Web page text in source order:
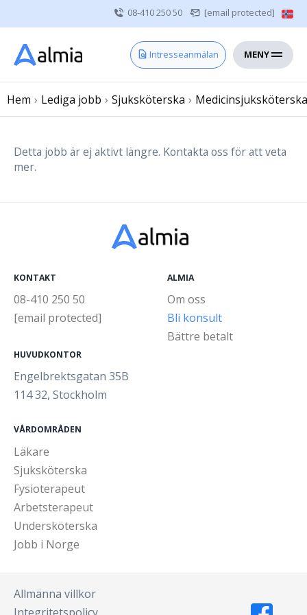
08-410 250 50 [email protected]
Intresseanmälan MENY
Hem
Vårdgivare
Om oss
Sjuksköterska
Läkare
Hem › Lediga jobb › Sjuksköterska › Medicinsjuksköterska
Detta jobb är ej aktivt längre. Kontakta oss för att veta
mer.
KONTAKT
08-410 250 50
[email protected]
HUVUDKONTOR
Engelbrektsgatan 35B
114 32, Stockholm
ALMIA
Om oss
Bli konsult
Bättre betalt
VÅRDOMRÅDEN
Läkare
Sjuksköterska
Fysioterapeut
Arbetsterapeut
Undersköterska
Jobb i Norge
Allmänna villkor
Integritetspolicy